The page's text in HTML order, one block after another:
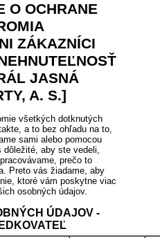
O OCHRANE
ZÁKAZNÍCI
JASNÁ
A. S.]
všetkých dotknutých
a to bez ohľadu na to,
sami alebo pomocou
dôležité, aby ste vedeli,
prečo to
Preto vás žiadame, aby
ktoré vám poskytne viac
osobných údajov.
ÚDAJOV -